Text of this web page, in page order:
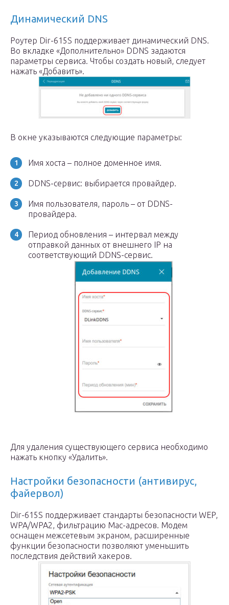
Динамический DNS
Роутер Dir-615S поддерживает динамический DNS.
Во вкладке «Дополнительно» DDNS задаются
параметры сервиса. Чтобы создать новый, следует
нажать «Добавить».
В окне указываются следующие параметры:
Имя хоста – полное доменное имя.
DDNS-сервис: выбирается провайдер.
Имя пользователя, пароль – от DDNS-
провайдера.
Период обновления – интервал между
отправкой данных от внешнего IP на
соответствующий DDNS-сервис.
Для удаления существующего сервиса необходимо
нажать кнопку «Удалить».
Настройки безопасности (антивирус,
файервол)
Dir-615S поддерживает стандарты безопасности WEP,
WPA/WPA2, фильтрацию Mac-адресов. Модем
оснащен межсетевым экраном, расширенные
функции безопасности позволяют уменьшить
последствия действий хакеров.